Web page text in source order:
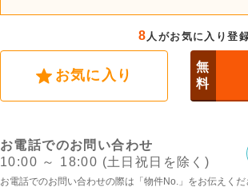
8人がお気に入り登
お気に入り
無
料
お電話でのお問い合わせ
10:00 ～ 18:00 (土日祝日を除く)
お電話でのお問い合わせの際は「物件No.」をお伝えくだ